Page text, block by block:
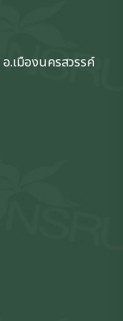
อ.เมืองนครสวรรค์